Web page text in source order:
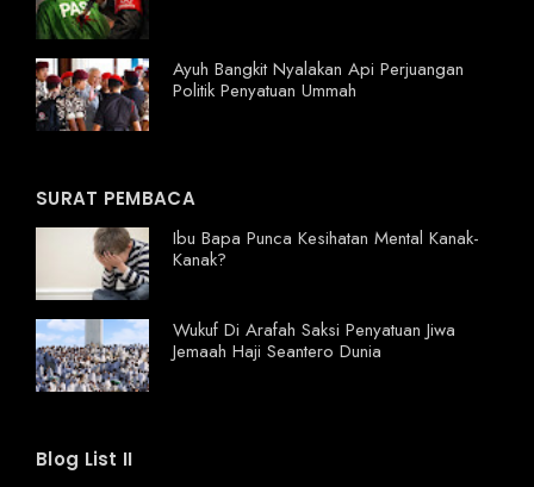
Ayuh Bangkit Nyalakan Api Perjuangan
Politik Penyatuan Ummah
SURAT PEMBACA
Ibu Bapa Punca Kesihatan Mental Kanak-
Kanak?
Wukuf Di Arafah Saksi Penyatuan Jiwa
Jemaah Haji Seantero Dunia
Blog List II